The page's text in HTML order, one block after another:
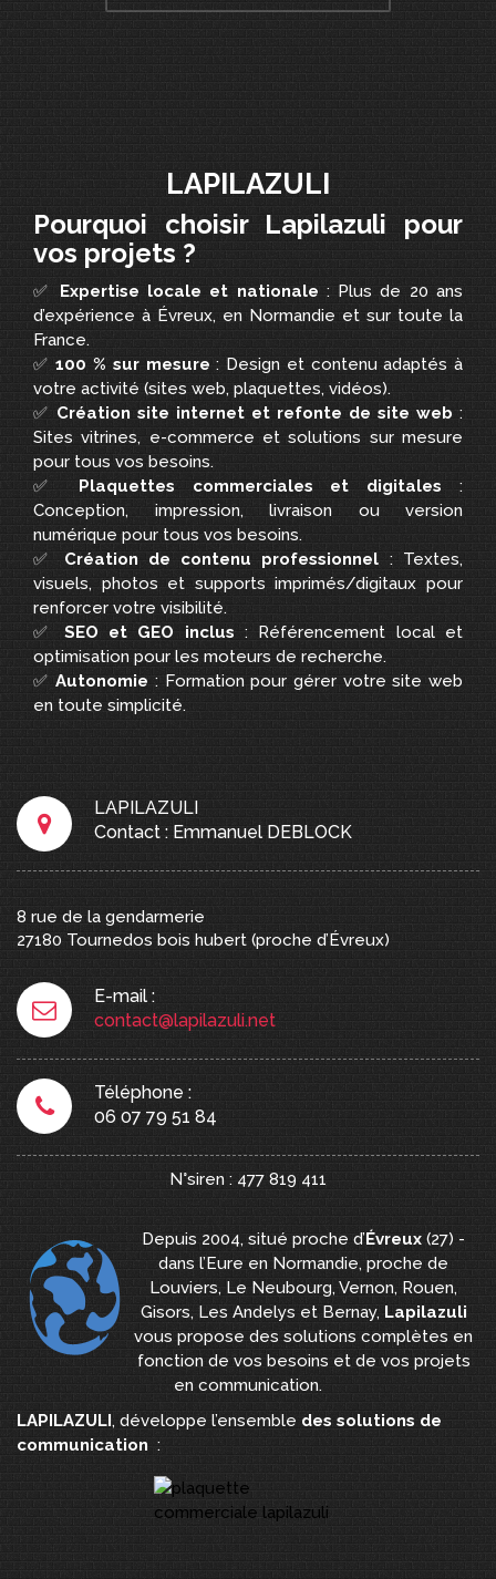
LAPILAZULI
Pourquoi choisir Lapilazuli pour
vos projets ?
✅ Expertise locale et nationale : Plus de 20 ans
d’expérience à Évreux, en Normandie et sur toute la
France.
✅100 % sur mesure : Design et contenu adaptés à
votre activité (sites web, plaquettes, vidéos).
✅ Création site internet et refonte de site web :
Sites vitrines, e-commerce et solutions sur mesure
pour tous vos besoins.
✅ Plaquettes commerciales et digitales :
Conception, impression, livraison ou version
numérique pour tous vos besoins.
✅ Création de contenu professionnel : Textes,
visuels, photos et supports imprimés/digitaux pour
renforcer votre visibilité.
✅ SEO et GEO inclus : Référencement local et
optimisation pour les moteurs de recherche.
✅Autonomie : Formation pour gérer votre site web
en toute simplicité.
LAPILAZULI
Contact : Emmanuel DEBLOCK
8 rue de la gendarmerie
27180 Tournedos bois hubert (proche d’Évreux)
E-mail :
contact@lapilazuli.net
Téléphone :
06 07 79 51 84
N°siren : 477 819 411
Depuis 2004, situé proche d’Évreux (27) -
dans l’Eure en Normandie, proche de
Louviers, Le Neubourg, Vernon, Rouen,
Gisors, Les Andelys et Bernay, Lapilazuli
vous propose des solutions complètes en
fonction de vos besoins et de vos projets
en communication.
LAPILAZULI, développe l’ensemble des solutions de
communication :